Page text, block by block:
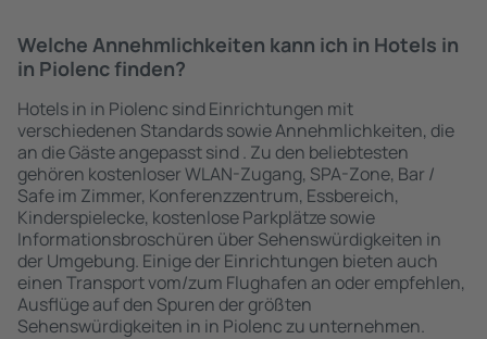
Welche Annehmlichkeiten kann ich in Hotels in
in Piolenc finden?
Hotels in in Piolenc sind Einrichtungen mit
verschiedenen Standards sowie Annehmlichkeiten, die
an die Gäste angepasst sind . Zu den beliebtesten
gehören kostenloser WLAN-Zugang, SPA-Zone, Bar /
Safe im Zimmer, Konferenzzentrum, Essbereich,
Kinderspielecke, kostenlose Parkplätze sowie
Informationsbroschüren über Sehenswürdigkeiten in
der Umgebung. Einige der Einrichtungen bieten auch
einen Transport vom/zum Flughafen an oder empfehlen,
Ausflüge auf den Spuren der größten
Sehenswürdigkeiten in in Piolenc zu unternehmen.